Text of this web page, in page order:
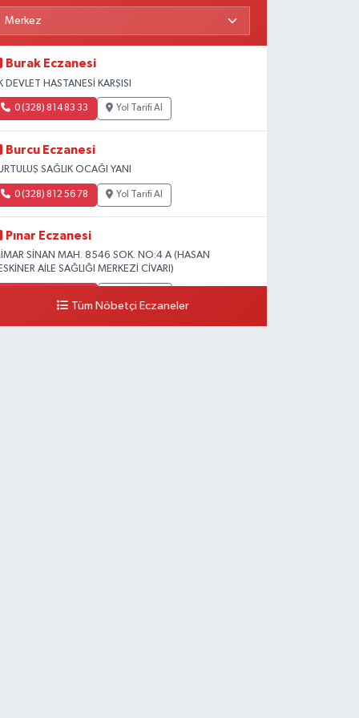
Burak Eczanesi
DEVLET HASTANESİ KARŞISI
0 (328) 814 83 33 Yol Tarifi Al
Burcu Eczanesi
SAĞLIK OCAĞI YANI
0 (328) 812 56 78 Yol Tarifi Al
Pınar Eczanesi
SİNAN MAH. 8546 SOK. NO:4 A (HASAN
AİLE SAĞLIĞI MERKEZİ CİVARI)
Tüm Nöbetçi Eczaneler